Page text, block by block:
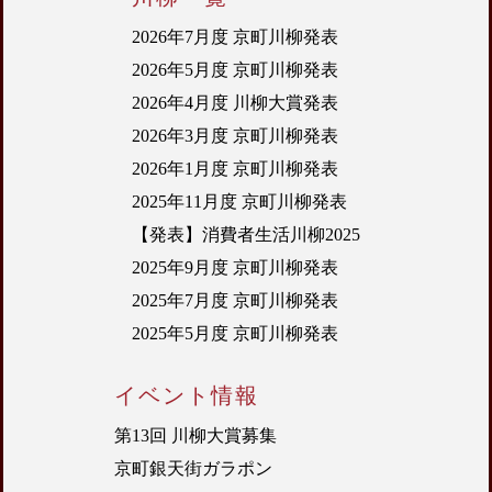
イベント情報
第13回 川柳大賞募集
京町銀天街ガラポン
2026年7月度 京町川柳発表
2026年5月度 京町川柳発表
2026年4月度 川柳大賞発表
2026年3月度 京町川柳発表
2026年1月度 京町川柳発表
2025年11月度 京町川柳発表
【発表】消費者生活川柳2025
2025年9月度 京町川柳発表
2025年7月度 京町川柳発表
2025年5月度 京町川柳発表